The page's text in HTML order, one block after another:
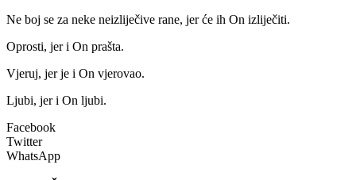
Ne boj se za neke neizliječive rane, jer će ih On izliječiti.
Oprosti, jer i On prašta.
Vjeruj, jer je i On vjerovao.
Ljubi, jer i On ljubi.
Facebook
Twitter
WhatsApp